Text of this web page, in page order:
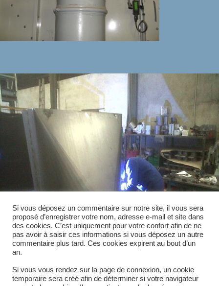
Si vous déposez un commentaire sur notre site, il vous sera
proposé d’enregistrer votre nom, adresse e-mail et site dans
des cookies. C’est uniquement pour votre confort afin de ne
pas avoir à saisir ces informations si vous déposez un autre
commentaire plus tard. Ces cookies expirent au bout d’un
an.
Si vous vous rendez sur la page de connexion, un cookie
temporaire sera créé afin de déterminer si votre navigateur